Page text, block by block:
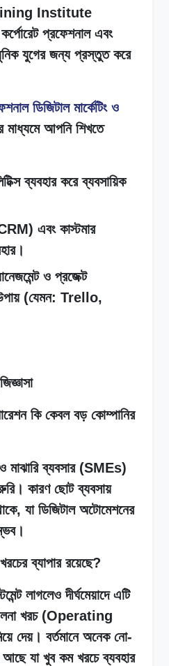
Institute
প্রফেশনাল এবং
যুগের জন্য প্রস্তুত করে
ডিজিটাল মার্কেটিং ও
মাধ্যমে আপনি শিখতে
ব্যবহার করে ব্যবসায়িক
এবং কাস্টমার
ও প্রজেক্ট
উপায় (যেমন: Trello,
কি কেবল বড় কোম্পানির
ব্যবসার (SMEs)
কারণ ছোট ব্যবসায়
যা ডিজিটাল অটোমেশনের
ব্যাপার রয়েছে?
লাগলেও দীর্ঘমেয়াদে এটি
খরচ (Operating
দেয়। বর্তমানে অনেক নো-
যা খুব কম খরচে ব্যবহার